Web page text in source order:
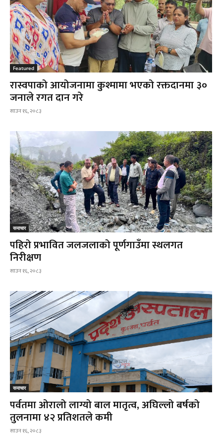
Featured
रास्वपाको आयोजनामा कुश्मामा भएको रक्तदानमा ३०
जनाले रगत दान गरे
साउन १६, २०८३
समाचार
पहिरो प्रभावित जलजलाको पूर्णगाउँमा स्थलगत
निरीक्षण
साउन १६, २०८३
समाचार
पर्वतमा ओरालो लाग्यो बाल मातृत्व, अघिल्लो बर्षको
तुलनामा ४२ प्रतिशतले कमी
साउन १६, २०८३